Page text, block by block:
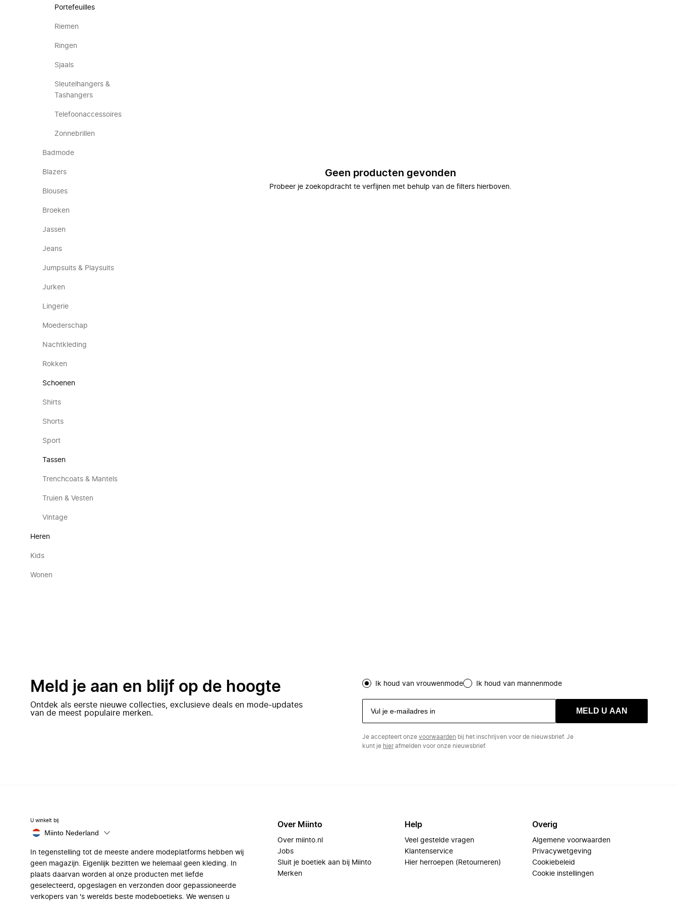
Portefeuilles
Riemen
Ringen
Sjaals
Sleutelhangers &
Tashangers
Telefoonaccessoires
Zonnebrillen
Badmode
Blazers
Blouses
Broeken
Jassen
Jeans
Jumpsuits & Playsuits
Jurken
Lingerie
Moederschap
Nachtkleding
Rokken
Schoenen
Shirts
Shorts
Sport
Tassen
Trenchcoats & Mantels
Truien & Vesten
Vintage
Heren
Kids
Wonen
Geen producten gevonden
Probeer je zoekopdracht te verfijnen met behulp van de filters hierboven.
Meld je aan en blijf op de hoogte
Ontdek als eerste nieuwe collecties, exclusieve deals en mode-updates
van de meest populaire merken.
Ik houd van vrouwenmode Ik houd van mannenmode
MELD U AAN
Je accepteert onze voorwaarden bij het inschrijven voor de nieuwsbrief. Je
kunt je hierafmelden voor onze nieuwsbrief.
U winkelt bij
Miinto Nederland
In tegenstelling tot de meeste andere modeplatforms hebben wij
geen magazijn. Eigenlijk bezitten we helemaal geen kleding. In
plaats daarvan worden al onze producten met liefde
geselecteerd, opgeslagen en verzonden door gepassioneerde
verkopers van 's werelds beste modeboetieks. We wensen u
Over Miinto
Over miinto.nl
Jobs
Sluit je boetiek aan bij Miinto
Merken
Help
Veel gestelde vragen
Klantenservice
Hier herroepen (Retourneren)
Overig
Algemene voorwaarden
Privacywetgeving
Cookiebeleid
Cookie instellingen